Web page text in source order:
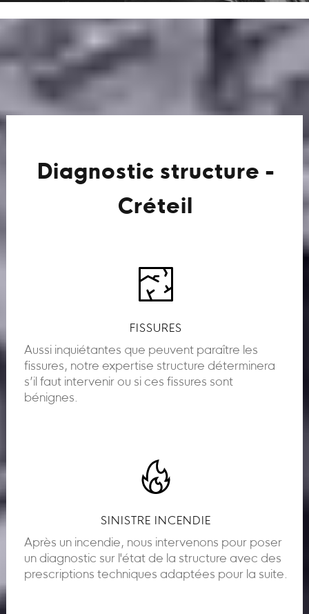
Diagnostic structure -
Créteil
FISSURES
Aussi inquiétantes que peuvent paraître les
fissures, notre expertise structure déterminera
s’il faut intervenir ou si ces fissures sont
bénignes.
SINISTRE INCENDIE
Après un incendie, nous intervenons pour poser
un diagnostic sur l'état de la structure avec des
prescriptions techniques adaptées pour la suite.